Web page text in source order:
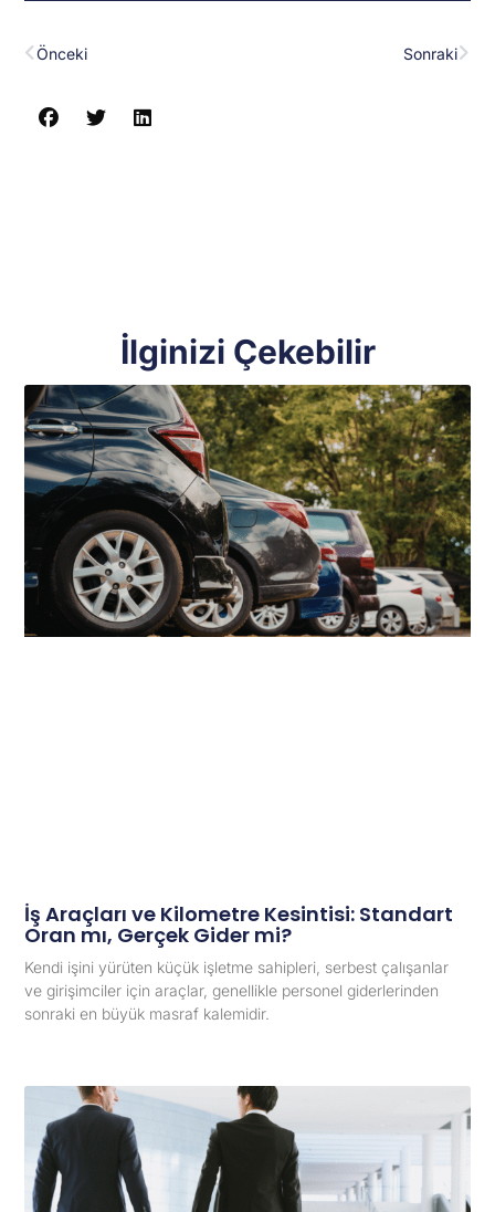
Önceki Sonraki
İlginizi Çekebilir
İş Araçları ve Kilometre Kesintisi: Standart
Oran mı, Gerçek Gider mi?
Kendi işini yürüten küçük işletme sahipleri, serbest çalışanlar
ve girişimciler için araçlar, genellikle personel giderlerinden
sonraki en büyük masraf kalemidir.